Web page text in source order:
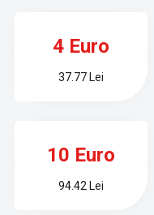
4 Euro
37.77 Lei
10 Euro
94.42 Lei